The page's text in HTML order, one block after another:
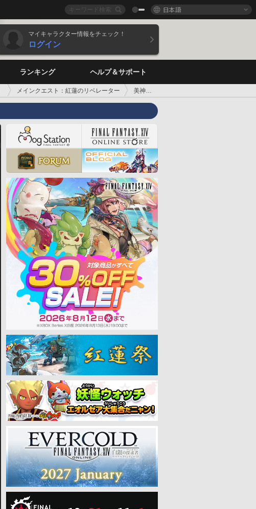
日本語
マイキャラクター情報をチェック！
ログイン
ランキング ヘルプ＆サポート
メインクエスト：紅蓮のリベレーター 美神ラクシュミ